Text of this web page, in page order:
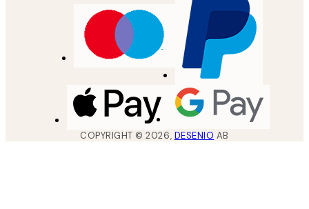
COPYRIGHT ©2026, DESENIO AB